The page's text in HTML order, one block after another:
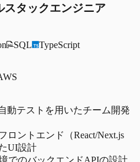
スタックエンジニア
SQL TypeScript
動テストを用いたチーム開発
ロントエンド（React/Next.js
UI設計
でのバックエンドAPIの設計